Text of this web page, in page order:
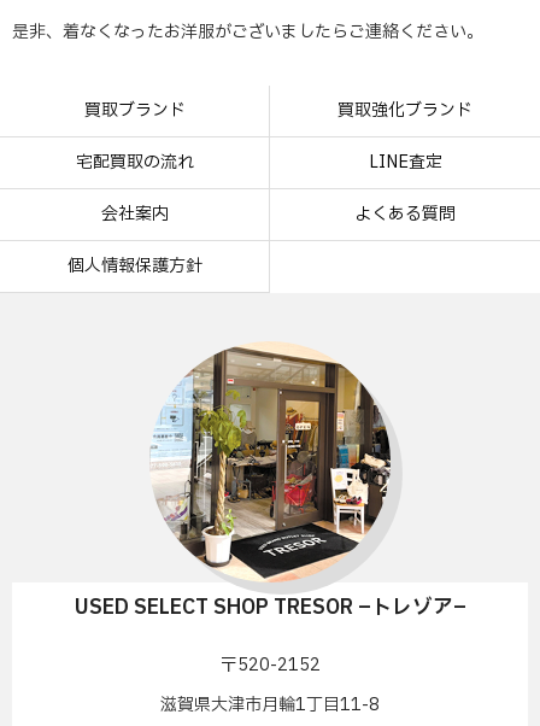
是非、着なくなったお洋服がございましたらご連絡ください。
買取ブランド 買取強化ブランド
宅配買取の流れ LINE査定
会社案内 よくある質問
個人情報保護方針
USED SELECT SHOP TRESOR –トレゾア–
〒520-2152
滋賀県大津市月輪1丁目11-8